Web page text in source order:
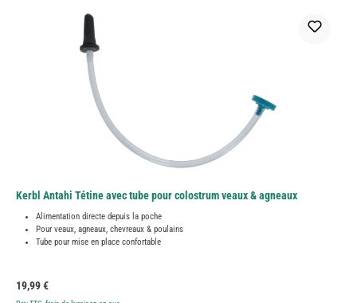
Kerbl Antahi Tétine avec tube pour colostrum veaux & agneaux
Alimentation directe depuis la poche
Pour veaux, agneaux, chevreaux & poulains
Tube pour mise en place confortable
Prix régulier :
19,99 €